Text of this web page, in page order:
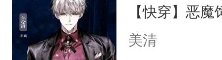
来，给老公
用力——为你
【快穿】恶
美清